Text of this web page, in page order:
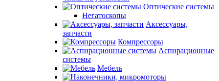
Оптические системы
Негатоскопы
Аксессуары,
запчасти
Компрессоры
Аспирационные
системы
Мебель